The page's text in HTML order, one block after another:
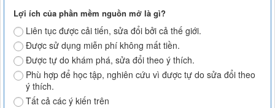
Lợi ích của phần mềm nguồn mở là gì?
Liên tục được cải tiến, sửa đổi bởi cả thế giới.
Được sử dụng miễn phí không mất tiền.
Được tự do khám phá, sửa đổi theo ý thích.
Phù hợp để học tập, nghiên cứu vì được tự do sửa đổi theo
ý thích.
Tất cả các ý kiến trên